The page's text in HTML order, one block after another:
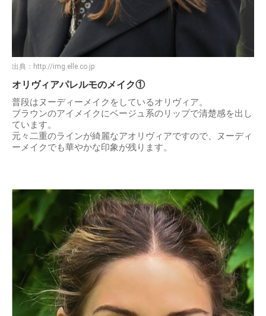
出典： http://img.elle.co.jp
オリヴィアパレルモのメイク①
普段はヌーディーメイクをしているオリヴィア。
ブラウンのアイメイクにベージュ系のリップで清楚感を出し
ています。
元々二重のラインが綺麗なアオリヴィアですので、ヌーディ
ーメイクでも華やかな印象が残ります。